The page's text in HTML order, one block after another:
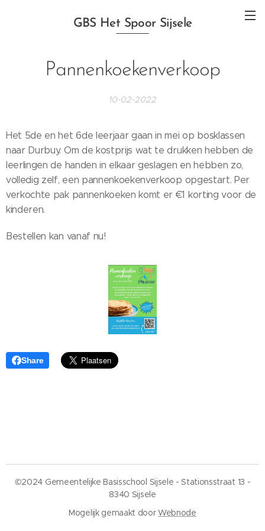
GBS Het Spoor Sijsele
Pannenkoekenverkoop
10-02-2022
Het 5de en het 6de leerjaar gaan in mei op bosklassen
naar Durbuy. Om de kostprijs wat te drukken hebben de
leerlingen de handen in elkaar geslagen en hebben zo,
volledig zelf, een pannenkoekenverkoop opgestart. Per
verkochte pak pannenkoeken komt er €1 korting voor de
kinderen.
Bestellen kan vanaf nu!
Share
©2024 Gemeentelijke Basisschool Sijsele - Stationsstraat 13 -
8340 Sijsele
Mogelijk gemaakt doorWebnode